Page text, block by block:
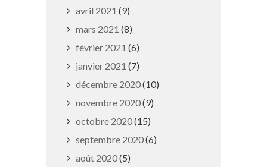
avril 2021 (9)
mars 2021 (8)
février 2021 (6)
janvier 2021 (7)
décembre 2020(10)
novembre 2020(9)
octobre 2020(15)
septembre 2020(6)
août 2020(5)